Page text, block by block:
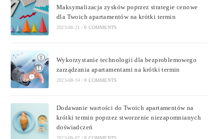
Maksymalizacja zysków poprzez strategie cenowe
dla Twoich apartamentów na krótki termin
2023-08-21 / 0 COMMENTS
Wykorzystanie technologii dla bezproblemowego
zarządzania apartamentami na krótki termin
2023-08-14 / 0 COMMENTS
Dodawanie wartości do Twoich apartamentów na
krótki termin poprzez stworzenie niezapomnianych
doświadczeń
2023-08-07 / 0 COMMENTS